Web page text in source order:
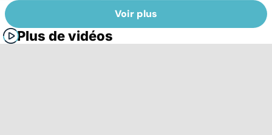
Voir plus
Plus de vidéos